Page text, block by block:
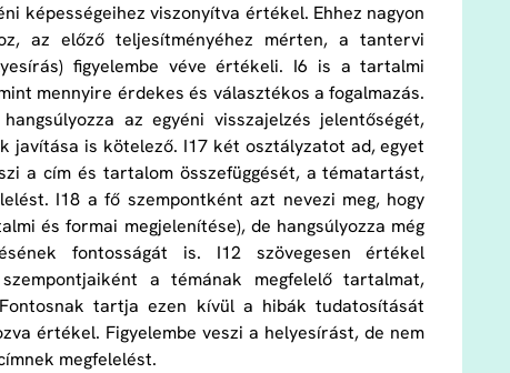
képességeihez viszonyítva értékel. Ehhez nagyon
az előző teljesítményéhez mérten, a tantervi
figyelembe véve értékeli. I6 is a tartalmi
mennyire érdekes és választékos a fogalmazás.
az egyéni visszajelzés jelentőségét,
javítása is kötelező. I17 két osztályzatot ad, egyet
a cím és tartalom összefüggését, a tématartást,
I18 a fő szempontként azt nevezi meg, hogy
és formai megjelenítése), de hangsúlyozza még
fontosságát is. I12 szövegesen értékel
a témának megfelelő tartalmat,
tartja ezen kívül a hibák tudatosítását
értékel. Figyelembe veszi a helyesírást, de nem
megfelelést.